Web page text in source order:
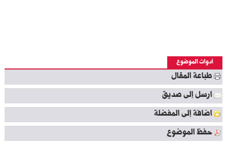
أدوات الموضوع
طباعة المقال
ارسل إلى صديق
اضافة إلى المفضلة
حفظ الموضوع